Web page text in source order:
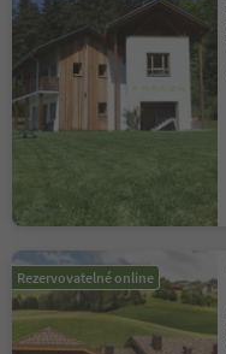
Rezervovatelné online